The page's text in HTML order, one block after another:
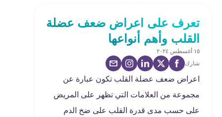
تعرف على اعراض ضعف عضلة
القلب وأهم أنواعها
١٥ أغسطس ٢٠٢٤
شارك
اعراض ضعف عضلة القلب تكون عبارة عن
مجموعة من العلامات التي تظهر على المريض
على حسب مدى قدرة القلب على ضخ الدم